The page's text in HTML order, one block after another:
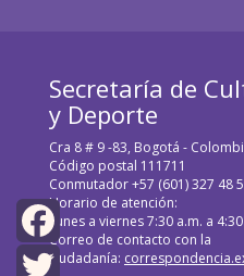
Facebook
Secretaría de
y Deporte
Cra 8 # 9 -83, Bogotá -
Código postal 111711
Conmutador +57 (601) 327 48
Horario de atención:
Lunes a viernes 7:30 a.m. a
Correo de contacto con la
ciudadanía: